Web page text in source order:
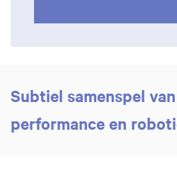
Subtiel samenspel
performance en